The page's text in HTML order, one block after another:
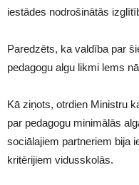
iestādes nodrošinātās
Paredzēts, ka valdība par
pedagogu algu likmi lems
Kā ziņots, otrdien Ministru
par pedagogu minimālās
sociālajiem partneriem bija
kritērijiem vidusskolās.